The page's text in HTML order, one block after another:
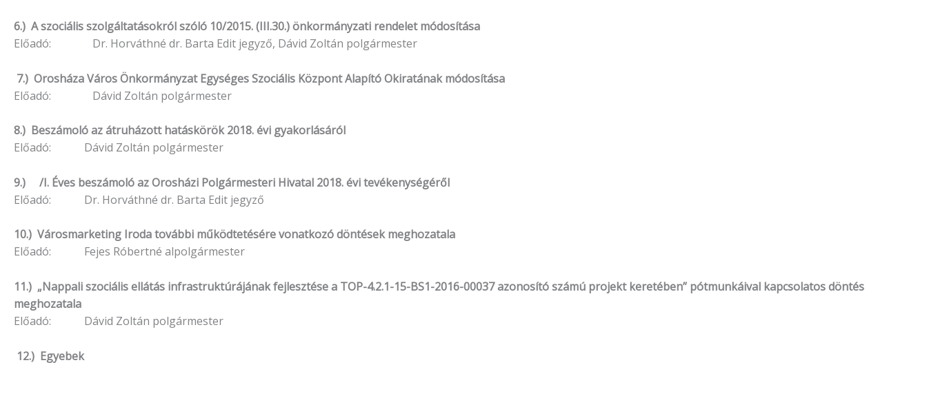
6.) A szociális szolgáltatásokról szóló 10/2015. (III.30.) önkormányzati rendelet módosítása
Előadó: Dr. Horváthné dr. Barta Edit jegyző, Dávid Zoltán polgármester
7.) Orosháza Város Önkormányzat Egységes Szociális Központ Alapító Okiratának módosítása
Előadó: Dávid Zoltán polgármester
8.) Beszámoló az átruházott hatáskörök 2018. évi gyakorlásáról
Előadó: Dávid Zoltán polgármester
9.) /I. Éves beszámoló az Orosházi Polgármesteri Hivatal 2018. évi tevékenységéről
Előadó: Dr. Horváthné dr. Barta Edit jegyző
10.) Városmarketing Iroda további működtetésére vonatkozó döntések meghozatala
Előadó: Fejes Róbertné alpolgármester
11.) „Nappali szociális ellátás infrastruktúrájának fejlesztése a TOP-4.2.1-15-BS1-2016-00037 azonosító számú projekt keretében” pótmunkáival kapcsolatos döntés
meghozatala
Előadó: Dávid Zoltán polgármester
12.) Egyebek